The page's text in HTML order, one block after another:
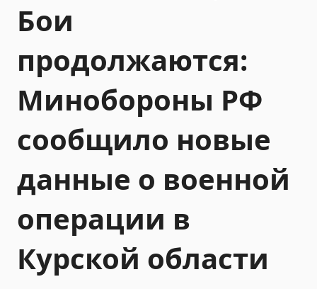
Бои
продолжаются:
Минобороны РФ
сообщило новые
данные о военной
операции в
Курской области